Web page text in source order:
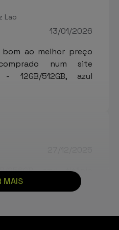
Lao
13/01/2026
ao melhor preço
num site
12GB/512GB, azul
256GB, azul titânio
MAIS